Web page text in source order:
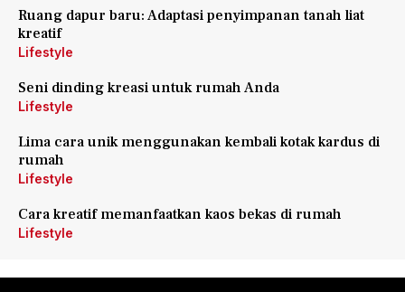
Ruang dapur baru: Adaptasi penyimpanan tanah liat
kreatif
Lifestyle
Seni dinding kreasi untuk rumah Anda
Lifestyle
Lima cara unik menggunakan kembali kotak kardus di
rumah
Lifestyle
Cara kreatif memanfaatkan kaos bekas di rumah
Lifestyle